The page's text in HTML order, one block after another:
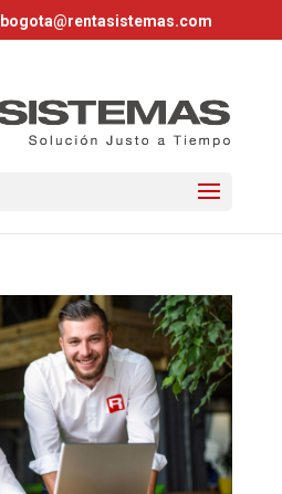
bogota@rentasistemas.com